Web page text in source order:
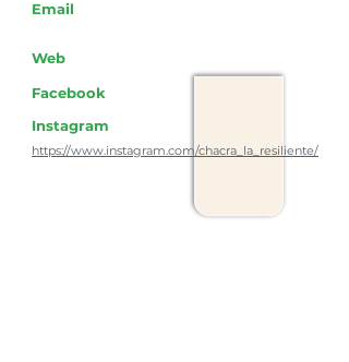
Email
Web
Facebook
Instagram
https://www.instagram.com/chacra_la_resiliente/